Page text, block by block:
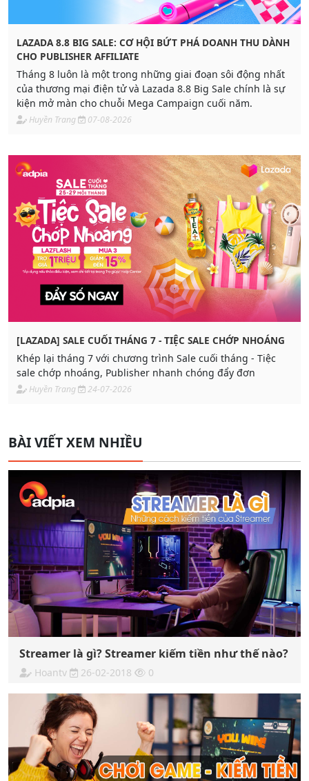
LAZADA 8.8 BIG SALE: CƠ HỘI BỨT PHÁ DOANH THU DÀNH
CHO PUBLISHER AFFILIATE
Tháng 8 luôn là một trong những giai đoạn sôi động nhất
của thương mại điện tử và Lazada 8.8 Big Sale chính là sự
kiện mở màn cho chuỗi Mega Campaign cuối năm.
Huyền Trang 07-08-2026
[LAZADA] SALE CUỐI THÁNG 7 - TIỆC SALE CHỚP NHOÁNG
Khép lại tháng 7 với chương trình Sale cuối tháng - Tiệc
sale chớp nhoáng, Publisher nhanh chóng đẩy đơn
Huyền Trang 24-07-2026
BÀI VIẾT XEM NHIỀU
Streamer là gì? Streamer kiếm tiền như thế nào?
Hoantv 26-02-2018 0